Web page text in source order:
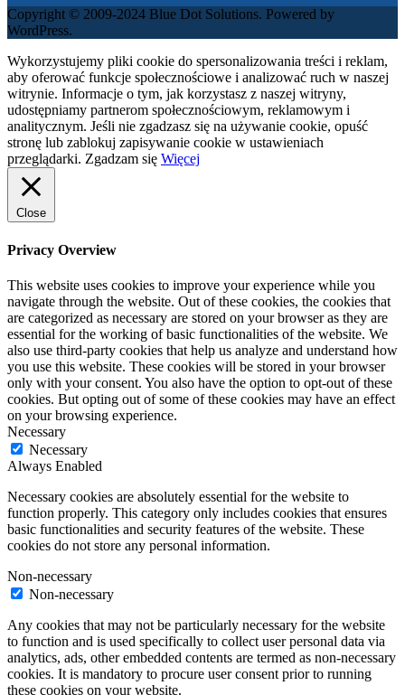
Copyright © 2009-2024 Blue Dot Solutions. Powered by
WordPress.
Wykorzystujemy pliki cookie do spersonalizowania treści i reklam,
aby oferować funkcje społecznościowe i analizować ruch w naszej
witrynie. Informacje o tym, jak korzystasz z naszej witryny,
udostępniamy partnerom społecznościowym, reklamowym i
analitycznym. Jeśli nie zgadzasz się na używanie cookie, opuść
stronę lub zablokuj zapisywanie cookie w ustawieniach
przeglądarki. Zgadzam się Więcej
Close
Privacy Overview
This website uses cookies to improve your experience while you
navigate through the website. Out of these cookies, the cookies that
are categorized as necessary are stored on your browser as they are
essential for the working of basic functionalities of the website. We
also use third-party cookies that help us analyze and understand how
you use this website. These cookies will be stored in your browser
only with your consent. You also have the option to opt-out of these
cookies. But opting out of some of these cookies may have an effect
on your browsing experience.
Necessary
Necessary
Always Enabled
Necessary cookies are absolutely essential for the website to
function properly. This category only includes cookies that ensures
basic functionalities and security features of the website. These
cookies do not store any personal information.
Non-necessary
Non-necessary
Any cookies that may not be particularly necessary for the website
to function and is used specifically to collect user personal data via
analytics, ads, other embedded contents are termed as non-necessary
cookies. It is mandatory to procure user consent prior to running
these cookies on your website.